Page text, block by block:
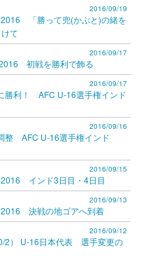
2016/09/19
「勝って兜(かぶと)の緒を
て
2016/09/17
初戦を勝利で飾る
2016/09/17
勝利！ AFC U-16選手権インド
2016/09/16
整 AFC U-16選手権インド
2016/09/15
インド3日目・4日目
2016/09/13
決戦の地ゴアへ到着
2016/09/12
2） U-16日本代表 選手変更の